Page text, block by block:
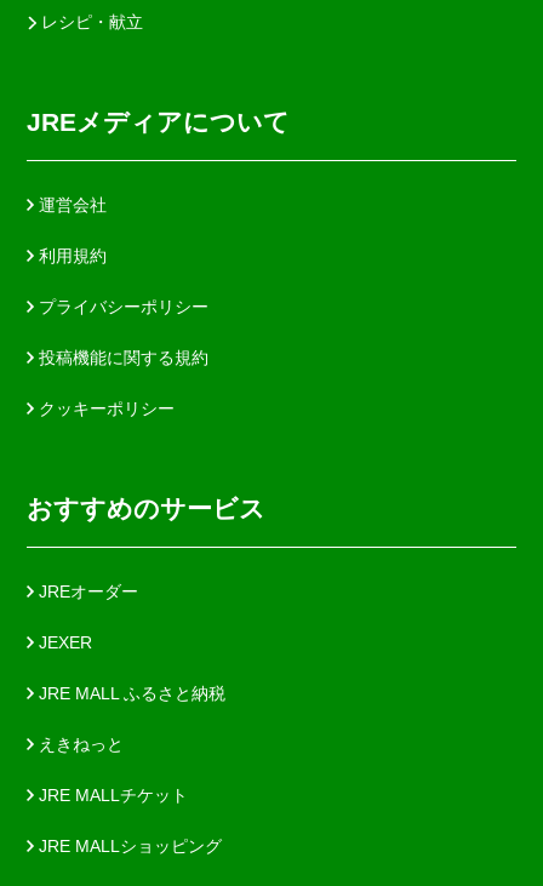
レシピ・献立
JREメディアについて
運営会社
利用規約
プライバシーポリシー
投稿機能に関する規約
クッキーポリシー
おすすめのサービス
JREオーダー
JEXER
JRE MALL ふるさと納税
えきねっと
JRE MALLチケット
JRE MALLショッピング